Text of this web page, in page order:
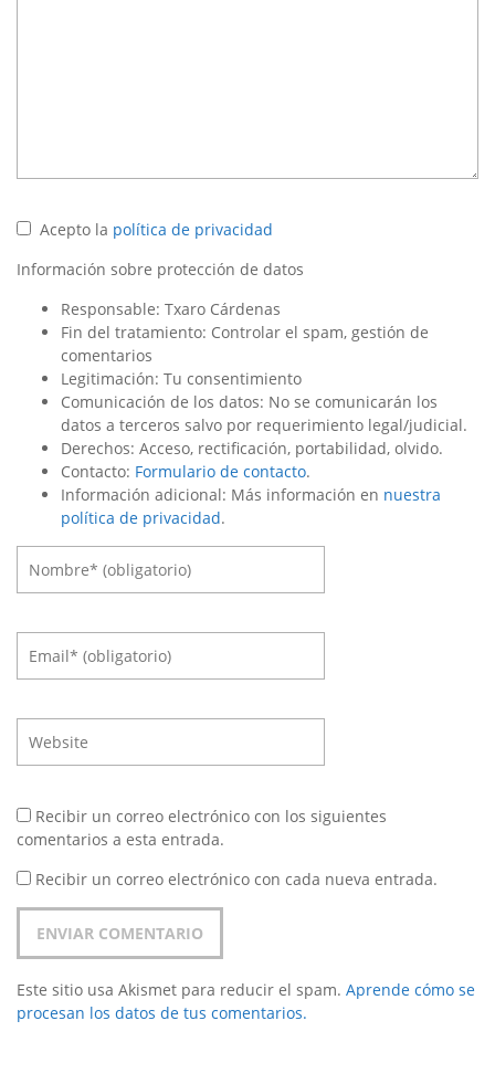
Acepto la política de privacidad
Información sobre protección de datos
Responsable: Txaro Cárdenas
Fin del tratamiento: Controlar el spam, gestión de
comentarios
Legitimación: Tu consentimiento
Comunicación de los datos: No se comunicarán los
datos a terceros salvo por requerimiento legal/judicial.
Derechos: Acceso, rectificación, portabilidad, olvido.
Contacto: Formulario de contacto.
Información adicional: Más información en nuestra
política de privacidad.
Recibir un correo electrónico con los siguientes
comentarios a esta entrada.
Recibir un correo electrónico con cada nueva entrada.
Este sitio usa Akismet para reducir el spam. Aprende cómo se
procesan los datos de tus comentarios.